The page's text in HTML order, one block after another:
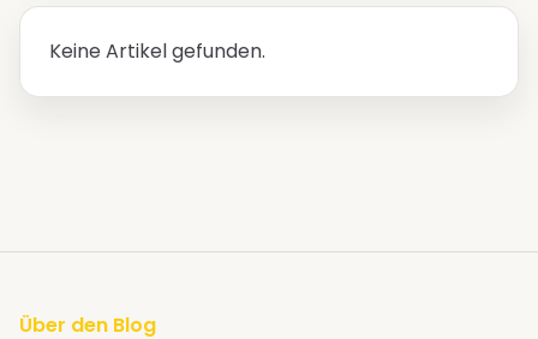
Keine Artikel gefunden.
Über den Blog